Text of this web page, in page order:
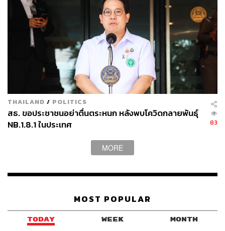
THAILAND / POLITICS
สธ. ขอประชาชนอย่าตื่นตระหนก หลังพบโควิดกลายพันธุ์
NB.1.8.1 ในประเทศ
83
MORE
MOST POPULAR
TODAY WEEK MONTH